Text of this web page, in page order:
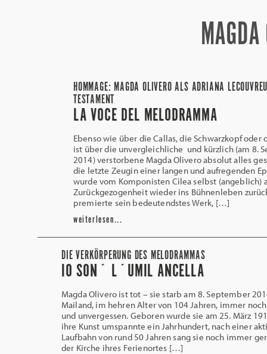
HOMMAGE: MAGDA OLIVERO ALS ADRIANA
TESTAMENT
LA VOCE DEL MELODRAMMA
Ebenso wie über die Callas, die Schwarzkopf oder
ist über die unvergleichliche und kürzlich (am 8.
2014) verstorbene Magda Olivero absolut alles
die letzte Zeugin einer langen und aufregenden
wurde vom Komponisten Cilea selbst (angeblich)
Zurückgezogenheit wieder ins Bühnenleben
premierte sein bedeutendstes Werk, […]
weiterlesen...
DIE VERKÖRPERUNG DES MELODRAMMAS
IO SON´ L´UMIL ANCELLA
Magda Olivero ist tot – sie starb am 8. September
Mailand, im hehren Alter von 104 Jahren, immer
und unvergessen. Geboren wurde sie am 25. März
ihre Kunst umspannte ein Jahrhundert, nach einer
Laufbahn von rund 50 Jahren sang sie noch immer
der Kirche ihres Ferienortes […]